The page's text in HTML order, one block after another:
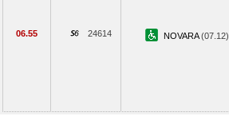
06.55 24614 NOVARA(07.12)